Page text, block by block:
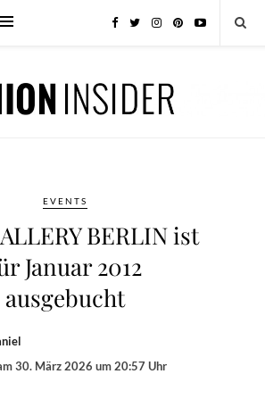
EVENTS
BERLIN ist
Januar 2012
ausgebucht
30. März 2026 um 20:57 Uhr